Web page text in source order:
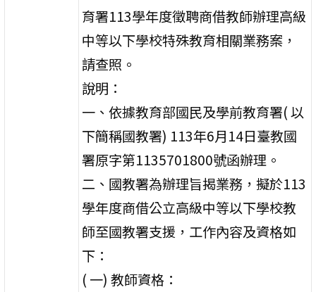
育署113學年度徵聘商借教師辦理高級
中等以下學校特殊教育相關業務案，
請查照。
說明：
一、依據教育部國民及學前教育署( 以
下簡稱國教署) 113年6月14日臺教國
署原字第1135701800號函辦理。
二、國教署為辦理旨揭業務，擬於113
學年度商借公立高級中等以下學校教
師至國教署支援，工作內容及資格如
下：
( 一) 教師資格：